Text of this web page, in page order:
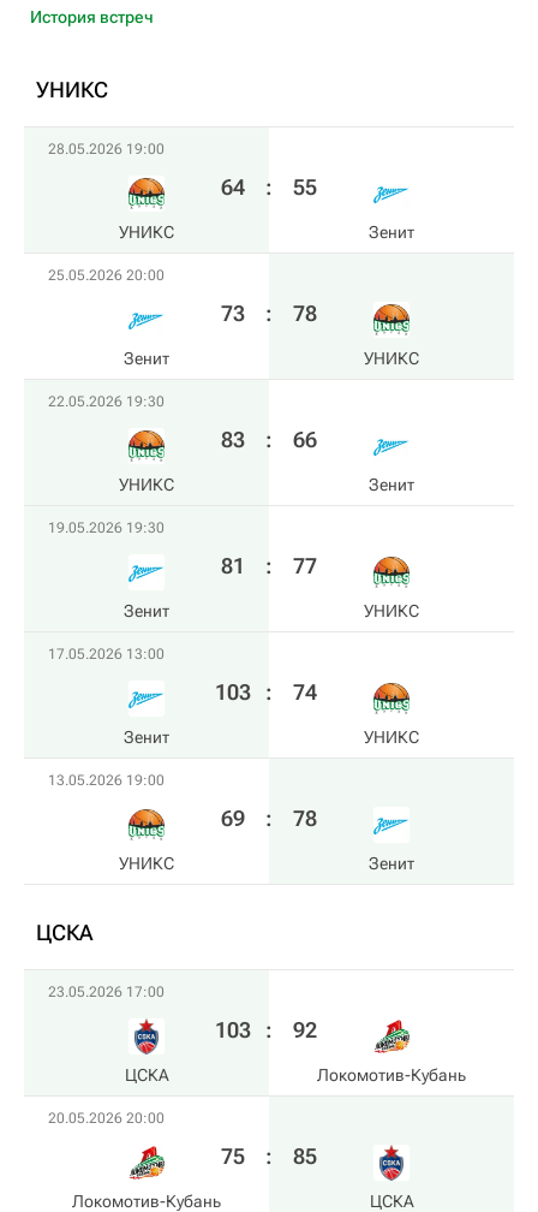
История встреч
УНИКС
28.05.2026 19:00
УНИКС
64 : 55
Зенит
25.05.2026 20:00
Зенит
73 : 78
УНИКС
22.05.2026 19:30
УНИКС
83 : 66
Зенит
19.05.2026 19:30
Зенит
81 : 77
УНИКС
17.05.2026 13:00
Зенит
103 : 74
УНИКС
13.05.2026 19:00
УНИКС
69 : 78
Зенит
ЦСКА
23.05.2026 17:00
ЦСКА
103 : 92
Локомотив-Кубань
20.05.2026 20:00
Локомотив-Кубань
75 : 85
ЦСКА